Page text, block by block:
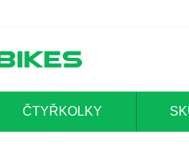
ČTYŘKOLKY